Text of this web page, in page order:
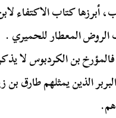
أبرزها كتاب الاكتفاء
المعطار للحميري .
بن الكردبوس لا
الذين يمثلهم طارق بن